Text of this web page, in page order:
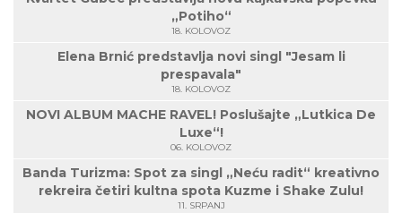
„Potiho“
18. KOLOVOZ
Elena Brnić predstavlja novi singl "Jesam li
prespavala"
18. KOLOVOZ
NOVI ALBUM MACHE RAVEL! Poslušajte „Lutkica De
Luxe“!
06. KOLOVOZ
Banda Turizma: Spot za singl „Neću radit“ kreativno
rekreira četiri kultna spota Kuzme i Shake Zulu!
11. SRPANJ